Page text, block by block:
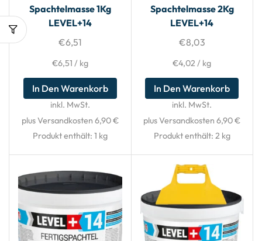
Spachtelmasse 1Kg
LEVEL+14
€6,51
€6,51 / kg
In Den Warenkorb
inkl. MwSt.
plus Versandkosten 6,90 €
Produkt enthält: 1 kg
Spachtelmasse 2Kg
LEVEL+14
€8,03
€4,02 / kg
In Den Warenkorb
inkl. MwSt.
plus Versandkosten 6,90 €
Produkt enthält: 2 kg